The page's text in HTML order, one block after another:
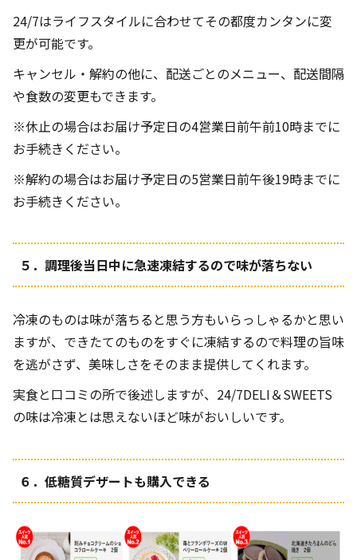
24/7はライフスタイルに合わせてその都度カンタンに変
更が可能です。
キャンセル・解約の他に、配送ごとのメニュー、配送間隔
や食数の変更もできます。
※休止の場合はお届け予定日の4営業日前午前10時までに
お手続きください。
※解約の場合はお届け予定日の5営業日前午後19時までに
お手続きください。
５．調理後当日中に急速凍結するので味が落ちない
冷凍のものは味が落ちると思う方もいらっしゃるかと思い
ますが、できたてのものをすぐに凍結するので料理の旨味
を逃がさず、美味しさをそのまま提供してくれます。
実食と口コミの所で後述しますが、24/7DELI＆SWEETS
の味は冷凍とは思えないほど味がおいしいです。
６．低糖質デザートも購入できる